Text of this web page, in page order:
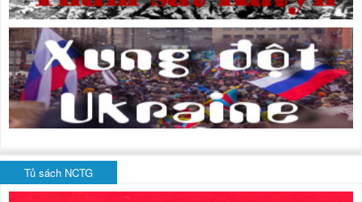
Tủ sách NCTG